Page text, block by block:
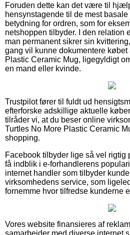
Foruden dette kan det være til
hensynstagende til de mest
betydning for ordren, som for
netshoppen tilbyder. I den relation
man permanent sikrer sin
gang vil kunne dokumentere købet
Plastic Ceramic Mug, ligegyldigt
en mand eller kvinde.
Trustpilot fører til fuldt ud
efterforske adskillige aktuelle
tilråder vi, at du beser online
Turtles No More Plastic Ceramic
shopping.
Facebook tilbyder lige så vel rigtig
få indblik i e-forhandlerens
internet handler som tilbyder
virksomhedens service, som
fornemme hvor tilfredse kunderne
Vores website finansieres af
samarbejder med diverse internet